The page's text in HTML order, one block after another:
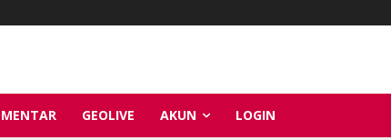
GEOLIVE AKUN LOGIN